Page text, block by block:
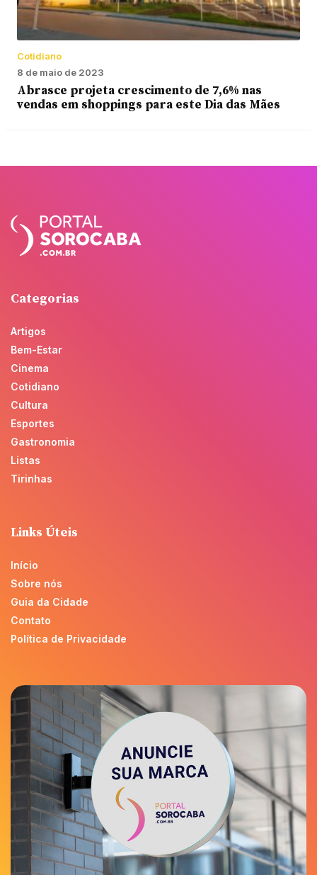
Cotidiano
8 de maio de 2023
Abrasce projeta crescimento de 7,6% nas
vendas em shoppings para este Dia das Mães
Categorias
Artigos
Bem-Estar
Cinema
Cotidiano
Cultura
Esportes
Gastronomia
Listas
Tirinhas
Links Úteis
Início
Sobre nós
Guia da Cidade
Contato
Política de Privacidade